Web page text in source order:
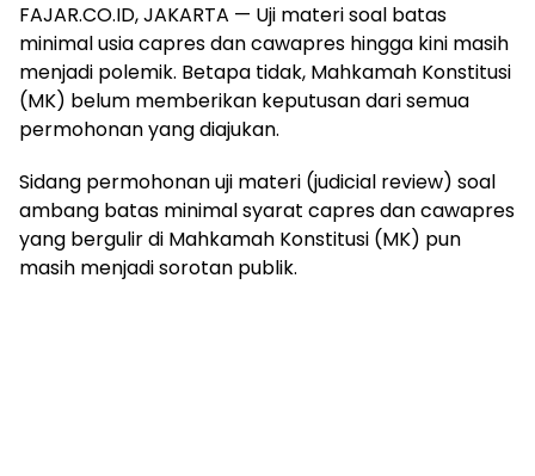
FAJAR.CO.ID, JAKARTA — Uji materi soal batas
minimal usia capres dan cawapres hingga kini masih
menjadi polemik. Betapa tidak, Mahkamah Konstitusi
(MK) belum memberikan keputusan dari semua
permohonan yang diajukan.
Sidang permohonan uji materi (judicial review) soal
ambang batas minimal syarat capres dan cawapres
yang bergulir di Mahkamah Konstitusi (MK) pun
masih menjadi sorotan publik.